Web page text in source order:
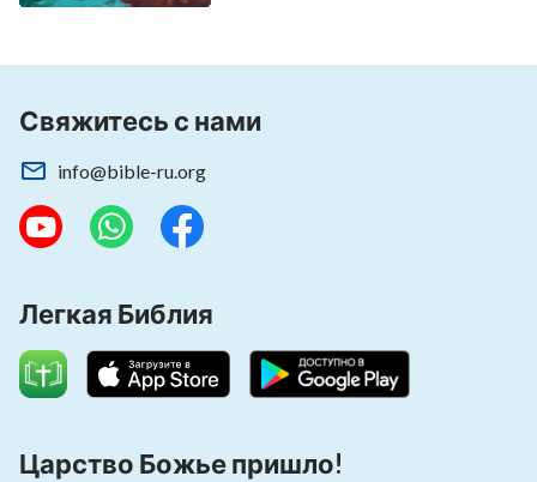
Свяжитесь с нами
info@bible-ru.org
Легкая Библия
Царство Божье пришло!